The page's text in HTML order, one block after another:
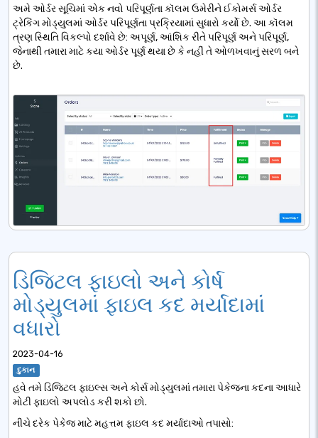
અમે ઓર્ડર સૂચિમાં એક નવો પરિપૂર્ણતા કૉલમ ઉમેરીને ઈકોમર્સ ઓર્ડર
ટ્રેકિંગ મોડ્યુલમાં ઓર્ડર પરિપૂર્ણતા પ્રક્રિયામાં સુધારો કર્યો છે. આ કૉલમ
ત્રણ સ્થિતિ વિકલ્પો દર્શાવે છે: અપૂર્ણ, આંશિક રીતે પરિપૂર્ણ અને પરિપૂર્ણ,
જેનાથી તમારા માટે કયા ઓર્ડર પૂર્ણ થયા છે કે નહીં તે ઓળખવાનું સરળ બને
છે.
ડિજિટલ ફાઇલો અને કોર્ષ
મોડ્યુલમાં ફાઇલ કદ મર્યાદામાં
વધારો
2023-04-16
દુકાન
હવે તમે ડિજિટલ ફાઇલ્સ અને કોર્સ મોડ્યુલમાં તમારા પેકેજના કદના આધારે
મોટી ફાઇલો અપલોડ કરી શકો છો.
નીચે દરેક પેકેજ માટે મહત્તમ ફાઇલ કદ મર્યાદાઓ તપાસો: